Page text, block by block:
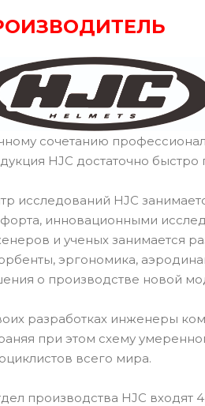
сочетанию
HJC достаточно
исследований HJC
инновационными
и ученых занимается
эргономика,
о производстве новой
разработках инженеры
при этом схему
всего мира.
производства HJC